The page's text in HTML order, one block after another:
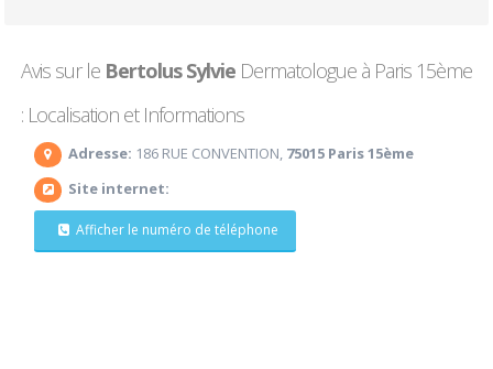
Avis sur le Bertolus Sylvie Dermatologue à Paris 15ème
: Localisation et Informations
Adresse: 186 RUE CONVENTION, 75015 Paris 15ème
Site internet:
Afficher le numéro de téléphone